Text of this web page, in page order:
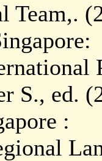
Team,.
S., ed.
: